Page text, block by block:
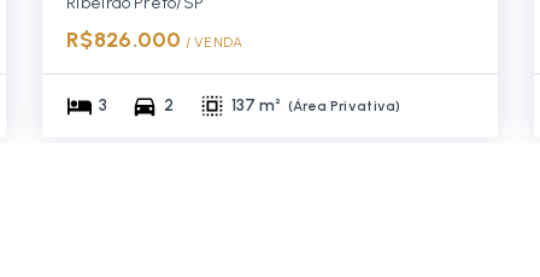
R$826.000 / VENDA
3 2 137 m² (Área Privativa)